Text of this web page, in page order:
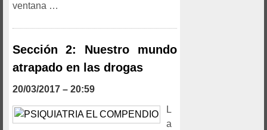
ventana …
Sección 2: Nuestro mundo
atrapado en las drogas
20/03/2017 – 20:59
L
a